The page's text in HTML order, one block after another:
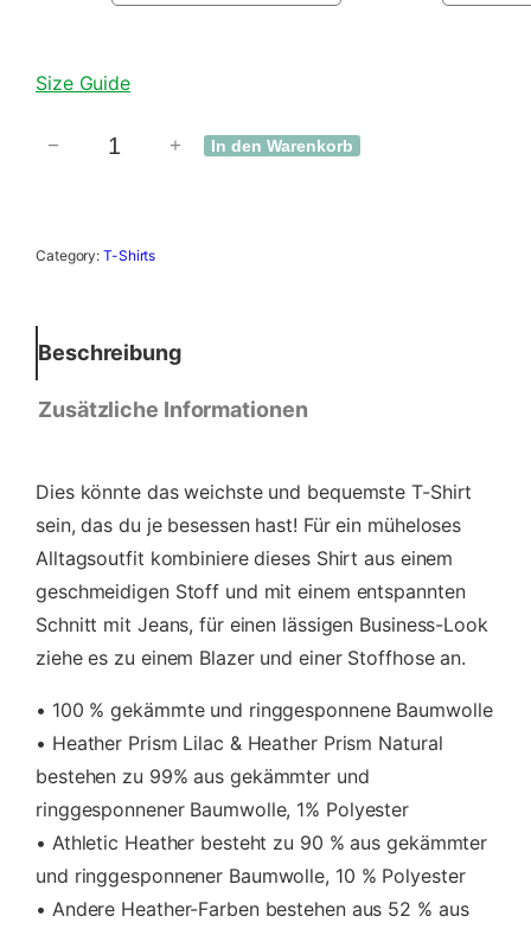
Size Guide
e
D
m
-
T
-
h
i
r
M
g
e
− + In den Warenkorb
Category:T-Shirts
Beschreibung
Zusätzliche Informationen
Dies könnte das weichste und bequemste T-Shirt
sein, das du je besessen hast! Für ein müheloses
Alltagsoutfit kombiniere dieses Shirt aus einem
geschmeidigen Stoff und mit einem entspannten
Schnitt mit Jeans, für einen lässigen Business-Look
ziehe es zu einem Blazer und einer Stoffhose an.
• 100 % gekämmte und ringgesponnene Baumwolle
• Heather Prism Lilac & Heather Prism Natural
bestehen zu 99% aus gekämmter und
ringgesponnener Baumwolle, 1% Polyester
• Athletic Heather besteht zu 90 % aus gekämmter
und ringgesponnener Baumwolle, 10 % Polyester
• Andere Heather-Farben bestehen aus 52 % aus